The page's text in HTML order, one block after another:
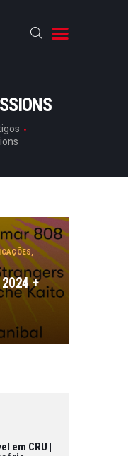
,
2024 +
em CRU |